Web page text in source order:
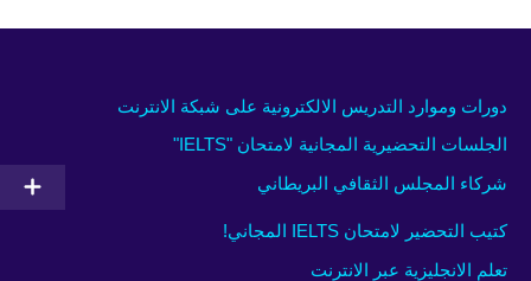
دورات وموارد التدريس الالكترونية على شبكة الانترنت
الجلسات التحضيرية المجانية لامتحان "IELTS"
شركاء المجلس الثقافي البريطاني
كتيب التحضير لامتحان IELTS المجاني!
تعلم الانجليزية عبر الانترنت